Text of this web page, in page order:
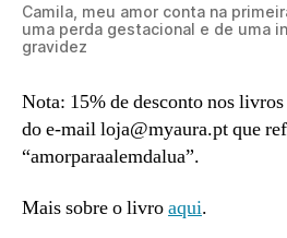
Camila, meu amor conta na
uma perda gestacional e de uma
gravidez
Nota: 15% de desconto nos
do e-mail loja@myaura.pt que
“amorparaalemdalua”.
Mais sobre o livroaqui.